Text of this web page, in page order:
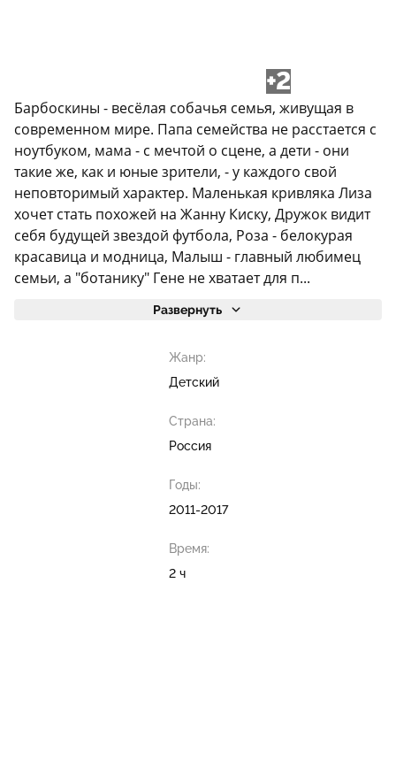
+2
Барбоскины - весёлая собачья семья, живущая в
современном мире. Папа семейства не расстается с
ноутбуком, мама - с мечтой о сцене, а дети - они
такие же, как и юные зрители, - у каждого свой
неповторимый характер. Маленькая кривляка Лиза
хочет стать похожей на Жанну Киску, Дружок видит
себя будущей звездой футбола, Роза - белокурая
красавица и модница, Малыш - главный любимец
семьи, а "ботанику" Гене не хватает для п...
Развернуть
Жанр:
Детский
Страна:
Россия
Годы:
2011-2017
Время:
2 ч